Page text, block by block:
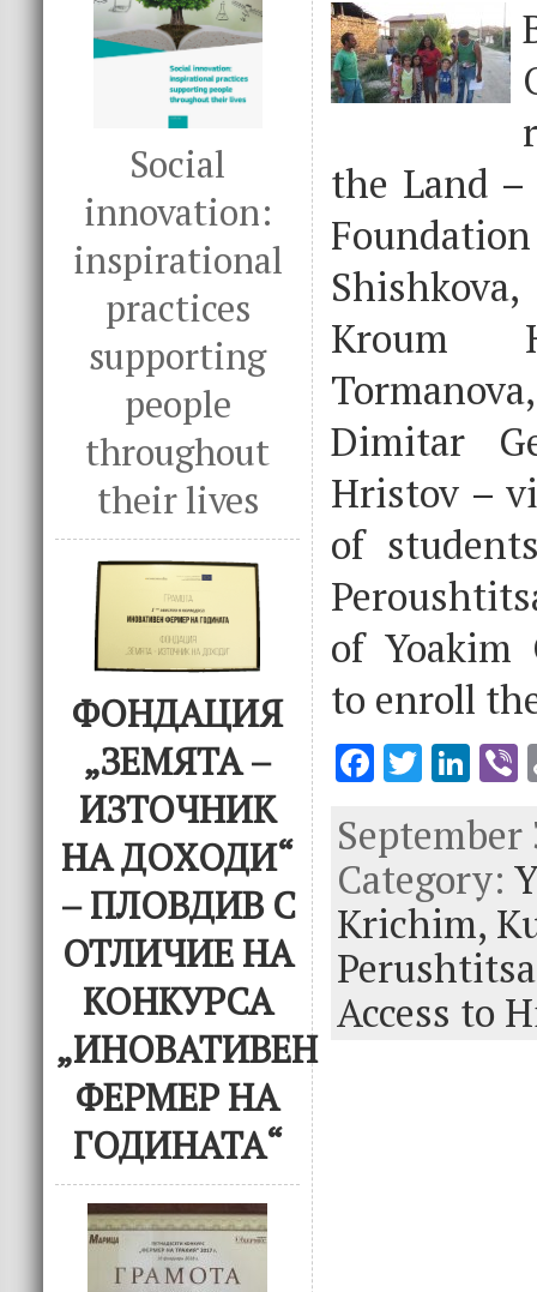
Social
innovation:
inspirational
practices
supporting
people
throughout
their lives
ФОНДАЦИЯ
„ЗЕМЯТА –
ИЗТОЧНИК
НА ДОХОДИ“
– ПЛОВДИВ С
ОТЛИЧИЕ НА
КОНКУРСА
„ИНОВАТИВЕН
ФЕРМЕР НА
ГОДИНАТА“
the Land –
Kroum
Dimitar
Hristov –
of
of Yoakim
to enroll
F
e
b
o
o
k
T
it
te
r
Li
k
e
dI
n
September
Category:
Krichim,
Access to